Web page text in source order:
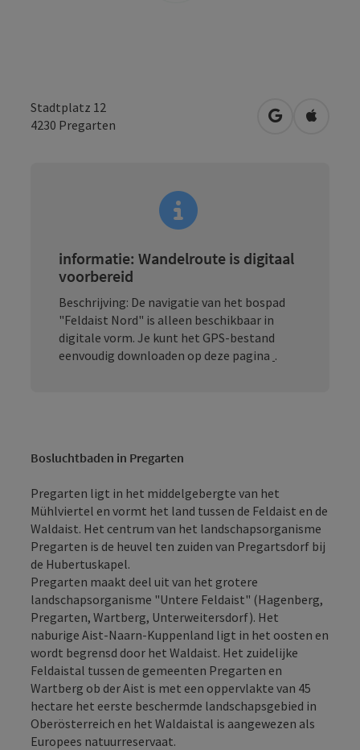
Stadtplatz 12
4230 Pregarten Openen in
informatie: Wandelroute is digitaal
voorbereid
Beschrijving: De navigatie van het bospad
"Feldaist Nord" is alleen beschikbaar in
digitale vorm. Je kunt het GPS-bestand
eenvoudig downloaden op deze pagina .
Bosluchtbaden in Pregarten
Pregarten ligt in het middelgebergte van het
Mühlviertel en vormt het land tussen de Feldaist en de
Waldaist. Het centrum van het landschapsorganisme
Pregarten is de heuvel ten zuiden van Pregartsdorf bij
de Hubertuskapel.
Pregarten maakt deel uit van het grotere
landschapsorganisme "Untere Feldaist" (Hagenberg,
Pregarten, Wartberg, Unterweitersdorf). Het
naburige Aist-Naarn-Kuppenland ligt in het oosten en
wordt begrensd door het Waldaist. Het zuidelijke
Feldaistal tussen de gemeenten Pregarten en
Wartberg ob der Aist is met een oppervlakte van 45
hectare het eerste beschermde landschapsgebied in
Oberösterreich en het Waldaistal is aangewezen als
Europees natuurreservaat.